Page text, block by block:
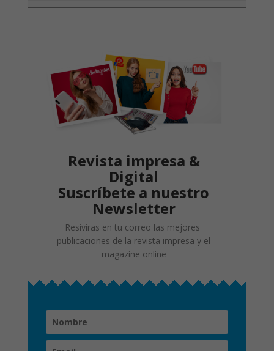
Revista impresa &
Digital
Suscríbete a nuestro
Newsletter
Resiviras en tu correo las mejores
publicaciones de la revista impresa y el
magazine online